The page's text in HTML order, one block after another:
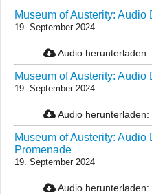
Museum of Austerity:
19. September 2024
Audio herunterladen:
Museum of Austerity:
19. September 2024
Audio herunterladen:
Museum of Austerity: Audio
Promenade
19. September 2024
Audio herunterladen: